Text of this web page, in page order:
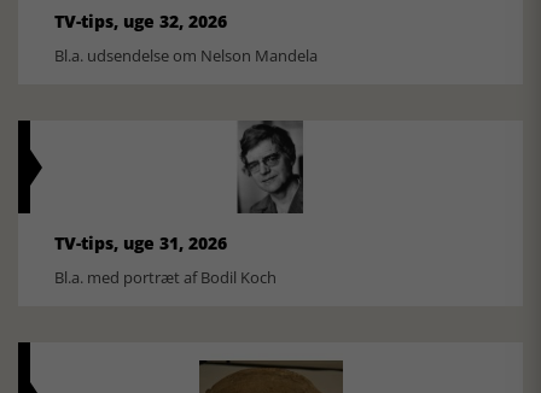
TV-tips, uge 32, 2026
Bl.a. udsendelse om Nelson Mandela
TV-tips, uge 31, 2026
Bl.a. med portræt af Bodil Koch